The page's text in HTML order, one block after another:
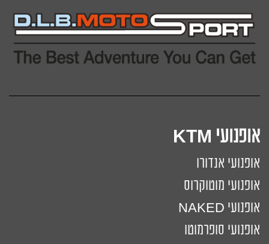
אופנועי KTM
אופנועי אנדורו
אופנועי מוטוקרוס
אופנועי NAKED
אופנועי סופרמוטו